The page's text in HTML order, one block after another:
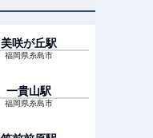
美咲が丘駅
福岡県糸島市
一貴山駅
福岡県糸島市